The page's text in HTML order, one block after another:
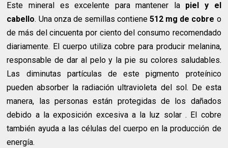
Este mineral es excelente para mantener la piel y el
cabello. Una onza de semillas contiene512 mg de cobre o
de más del cincuenta por ciento del consumo recomendado
diariamente. El cuerpo utiliza cobre para producir melanina,
responsable de dar al pelo y la pie su colores saludables.
Las diminutas partículas de este pigmento proteínico
pueden absorber la radiación ultravioleta del sol. De esta
manera, las personas están protegidas de los dañados
debido a la exposición excesiva a la luz solar . El cobre
también ayuda a las células del cuerpo en la producción de
energía.